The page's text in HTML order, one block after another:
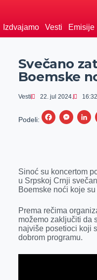
Izdvajamo Vesti Emisije
Svečano
Boemske
Vesti 22. jul 2024. 16:32
Podeli:
F
b
o
k
M
e
n
e
r
L
e
d
n
Sinoć su koncertom
u Srpskoj Crnji
Boemske noći koje
Prema rečima
možemo zaključiti da
najviše posetioci koji
dobrom programu.